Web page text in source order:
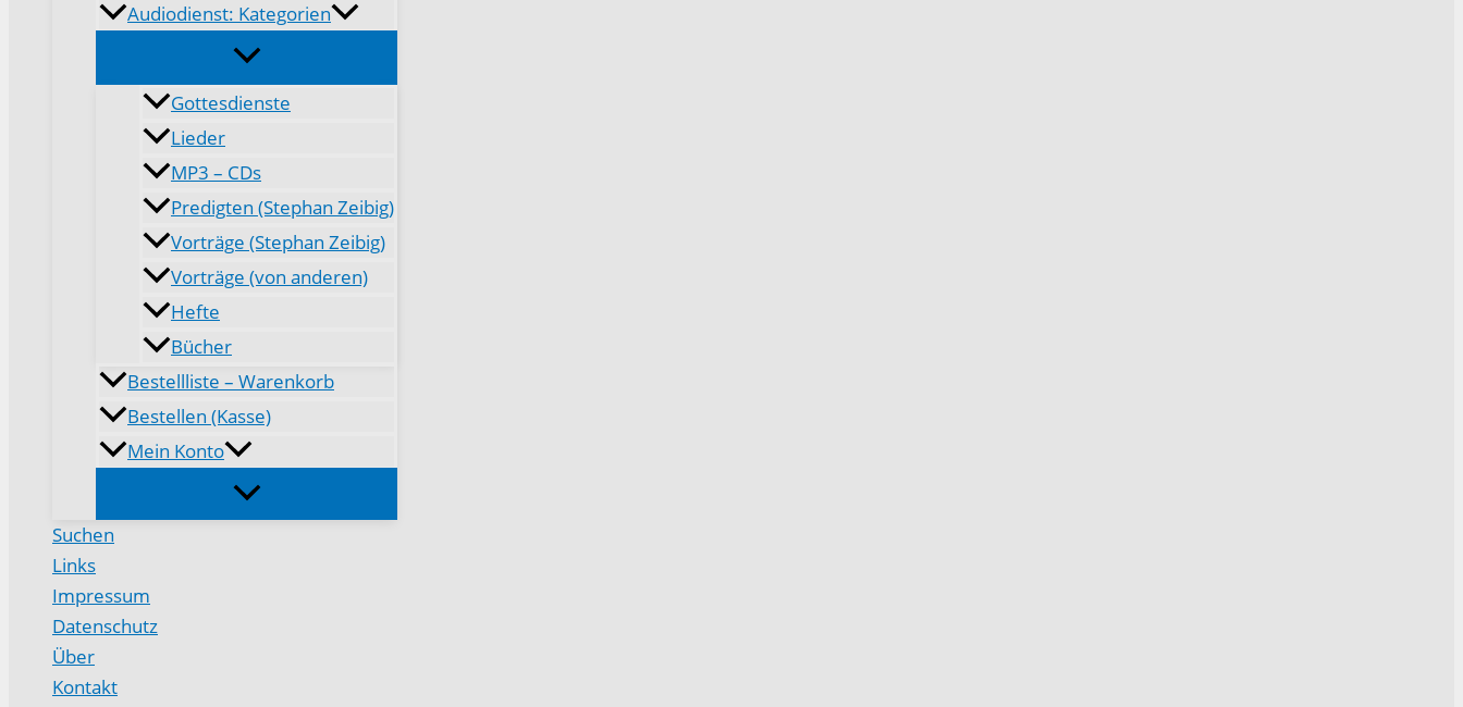
Audiodienst: Kategorien
Gottesdienste
Lieder
MP3 – CDs
Predigten (Stephan Zeibig)
Vorträge (Stephan Zeibig)
Vorträge (von anderen)
Hefte
Bücher
Bestellliste – Warenkorb
Bestellen (Kasse)
Mein Konto
Suchen
Links
Impressum
Datenschutz
Über
Kontakt